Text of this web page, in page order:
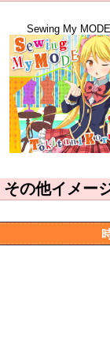
Sewing My MODE
その他イメー